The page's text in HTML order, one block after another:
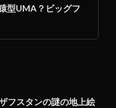
型UMA？ビッグフ
フスタンの謎の地上絵